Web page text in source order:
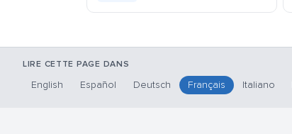
LIRE CETTE PAGE DANS
English Español Deutsch Français Italiano